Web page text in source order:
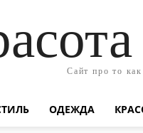
Сайт про то
ОДЕЖДА